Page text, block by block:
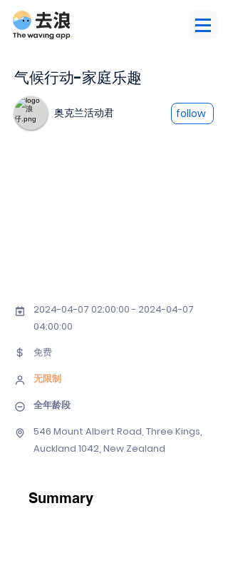
气候行动-家庭乐趣
奥克兰活动君 follow
2024-04-07 02:00:00 - 2024-04-07
04:00:00
免费
无限制
全年龄段
546 Mount Albert Road, Three Kings,
Auckland 1042, New Zealand
Summary